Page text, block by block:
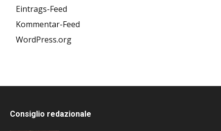
Eintrags-Feed
Kommentar-Feed
WordPress.org
Consiglio redazionale